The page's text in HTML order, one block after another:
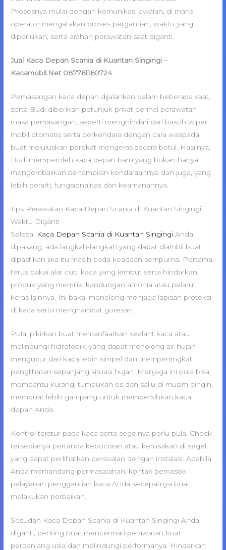
Prosesnya mulai dengan komunikasi awalan, di mana
operator mengatakan proses pergantian, waktu yang
diperlukan, serta arahan perawatan saat diganti.
Jual Kaca Depan Scania di Kuantan Singingi –
Kacamobil.Net 087761160724
Pemasangan kaca depan dijalankan dalam beberapa saat,
serta Budi diberikan petunjuk privat perihal perawatan
masa pemasangan, seperti menghindari dari basuh wiper
mobil otomatis serta berkendara dengan cara waspada
buat meluluskan perekat mengeras secara betul. Hasilnya,
Budi memperoleh kaca depan baru yang bukan hanya
mengembalikan penampilan kendaraannya dan juga, yang
lebih berarti, fungsionalitas dan keamanannya.
Tips Perawatan Kaca Depan Scania di Kuantan Singingi
Waktu Diganti
Selesai Kaca Depan Scania di Kuantan Singingi Anda
dipasang, ada langkah-langkah yang dapat diambil buat
dipastikan jika itu masih pada keadaan sempurna. Pertama,
terus pakai alat cuci kaca yang lembut serta hindarkan
produk yang memiliki kandungan amonia atau pelarut
keras lainnya. Ini bakal menolong menjaga lapisan proteksi
di kaca serta menghambat goresan.
Pula, pikirkan buat memanfaatkan sealant kaca atau
melindungi hidrofobik, yang dapat menolong air hujan
mengucur dari kaca lebih simpel dan mempertingkat
penglihatan sepanjang situasi hujan. Menjaga ini pula bisa
membantu kurangi tumpukan es dan salju di musim dingin,
membuat lebih gampang untuk membersihkan kaca
depan Anda.
Kontrol teratur pada kaca serta segelnya perlu pula. Check
tersedianya pertanda kebocoran atau kerusakan di segel,
yang dapat perlihatkan persoalan dengan instalasi. Apabila
Anda memandang permasalahan, kontak pemasok
pelayanan penggantian kaca Anda secepatnya buat
melakukan perbaikan.
Sesudah Kaca Depan Scania di Kuantan Singingi Anda
diganti, penting buat mencermati perawatan buat
perpanjang usia dan melindungi performanya. Hindarkan